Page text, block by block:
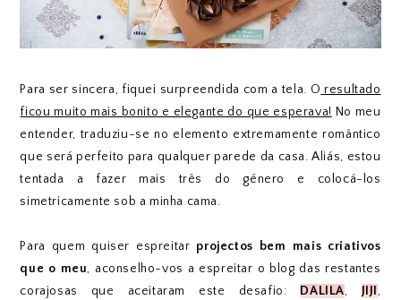
Para ser sincera, fiquei surpreendida com a tela. O resultado
ficou muito mais bonito e elegante do que esperava! No meu
entender, traduziu-se no elemento extremamente romântico
que será perfeito para qualquer parede da casa. Aliás, estou
tentada a fazer mais três do género e colocá-los
simetricamente sob a minha cama.
Para quem quiser espreitar projectos bem mais criativos
que o meu, aconselho-vos a espreitar o blog das restantes
corajosas que aceitaram este desafio: DALILA, JIJI,